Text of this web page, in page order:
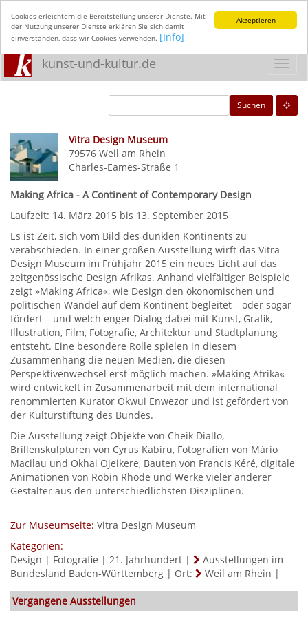
Akzeptieren
Cookies erleichtern die Bereitstellung unserer Dienste. Mit
der Nutzung unserer Dienste erklären Sie sich damit
einverstanden, dass wir Cookies verwenden. [Info]
kunst-und-kultur.de
Suchen
Vitra Design Museum
79576 Weil am Rhein
Charles-Eames-Straße 1
Making Africa - A Continent of Contemporary Design
Laufzeit: 14. März 2015 bis 13. September 2015
Es ist Zeit, sich vom Bild des dunklen Kontinents zu
verabschieden. In einer großen Ausstellung wirft das Vitra
Design Museum im Frühjahr 2015 ein neues Licht auf das
zeitgenössische Design Afrikas. Anhand vielfältiger Beispiele
zeigt »Making Africa«, wie Design den ökonomischen und
politischen Wandel auf dem Kontinent begleitet – oder sogar
fördert – und welch enger Dialog dabei mit Kunst, Grafik,
Illustration, Film, Fotografie, Architektur und Stadtplanung
entsteht. Eine besondere Rolle spielen in diesem
Zusammenhang die neuen Medien, die diesen
Perspektivenwechsel erst möglich machen. »Making Afrika«
wird entwickelt in Zusammenarbeit mit dem international
renommierten Kurator Okwui Enwezor und ist gefördert von
der Kulturstiftung des Bundes.
Die Ausstellung zeigt Objekte von Cheik Diallo,
Brillenskulpturen von Cyrus Kabiru, Fotografien von Mário
Macilau und Okhai Ojeikere, Bauten von Francis Kéré, digitale
Animationen von Robin Rhode und Werke vieler anderer
Gestalter aus den unterschiedlichsten Disziplinen.
Zur Museumseite: Vitra Design Museum
Kategorien:
Design | Fotografie | 21. Jahrhundert |
Ausstellungen im
Bundesland Baden-Württemberg | Ort: Weil am Rhein |
Vergangene Ausstellungen